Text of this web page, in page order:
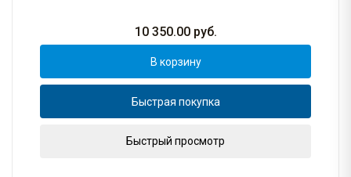
10 350.00руб.
В корзину
Быстрая покупка
Быстрый просмотр